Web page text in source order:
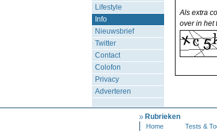
Lifestyle
Info
Nieuwsbrief
Twitter
Contact
Colofon
Privacy
Adverteren
Als extra
over in het
Rubrieken
Home
Tests &